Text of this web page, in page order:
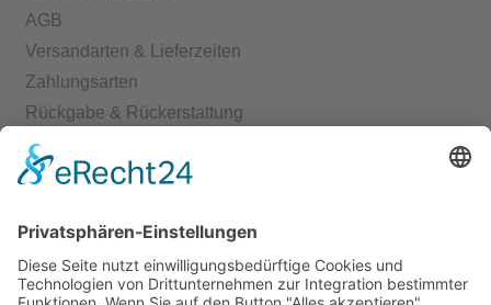
AGB
Versandarten & Lieferzeiten
Zahlungsarten
Rückgabe & Rückerstattung
Echtheit von Bewertungen
Kontakt
Shop
Mein Konto